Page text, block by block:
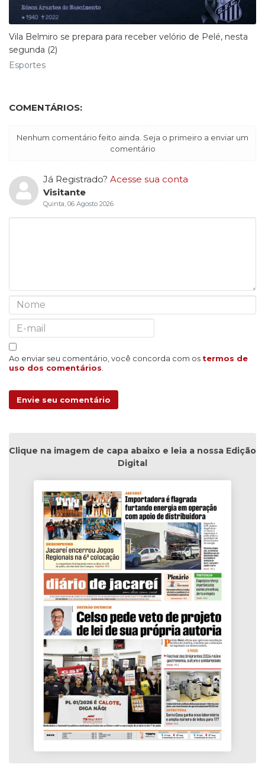
Vila Belmiro se prepara para receber velório de Pelé, nesta
segunda (2)
Esportes
COMENTÁRIOS:
Nenhum comentário feito ainda. Seja o primeiro a enviar um
comentário
Já Registrado? Acesse sua conta
Visitante
Quinta, 06 Agosto 2026
Ao enviar seu comentário, você concorda com os termos de
uso dos comentários
Envie seu comentário
Clique na imagem de capa abaixo e leia a nossa Edição
Digital